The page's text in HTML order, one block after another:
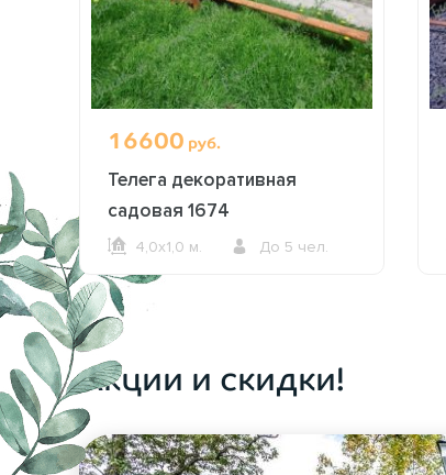
16600 руб.
Телега декоративная
садовая 1674
4,0х1,0 м. До 5 чел.
Акции и скидки!